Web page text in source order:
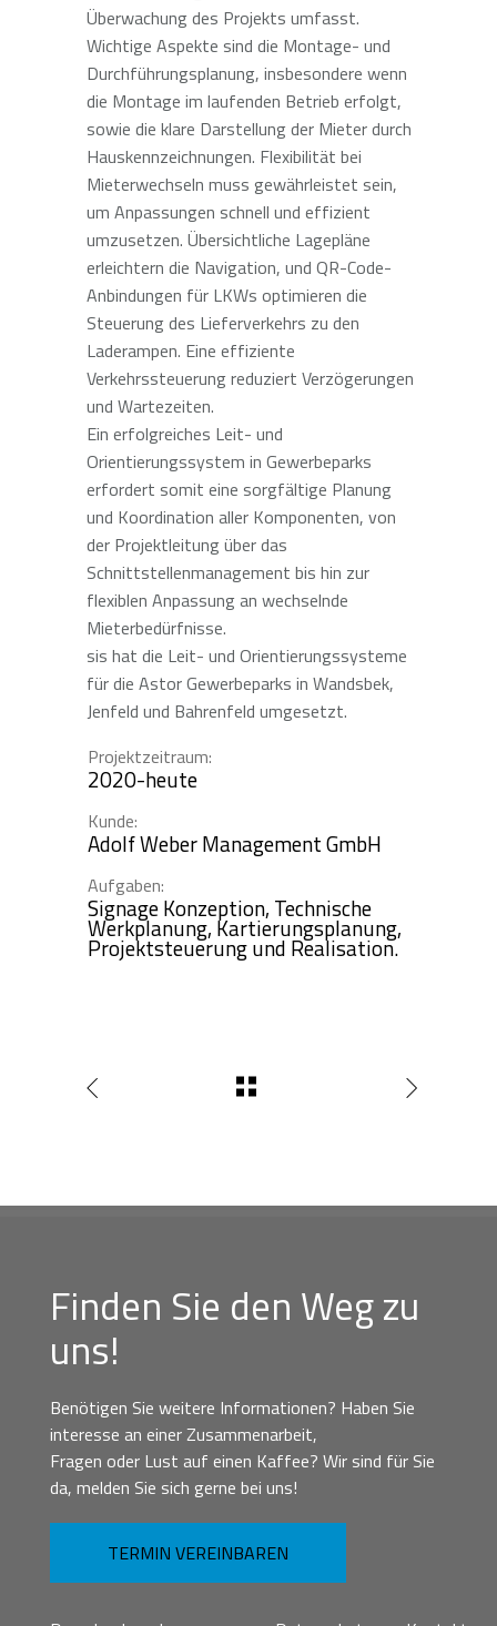
Überwachung des Projekts umfasst.
Wichtige Aspekte sind die Montage- und
Durchführungsplanung, insbesondere wenn
die Montage im laufenden Betrieb erfolgt,
sowie die klare Darstellung der Mieter durch
Hauskennzeichnungen. Flexibilität bei
Mieterwechseln muss gewährleistet sein,
um Anpassungen schnell und effizient
umzusetzen. Übersichtliche Lagepläne
erleichtern die Navigation, und QR-Code-
Anbindungen für LKWs optimieren die
Steuerung des Lieferverkehrs zu den
Laderampen. Eine effiziente
Verkehrssteuerung reduziert Verzögerungen
und Wartezeiten.
Ein erfolgreiches Leit- und
Orientierungssystem in Gewerbeparks
erfordert somit eine sorgfältige Planung
und Koordination aller Komponenten, von
der Projektleitung über das
Schnittstellenmanagement bis hin zur
flexiblen Anpassung an wechselnde
Mieterbedürfnisse.
sis hat die Leit- und Orientierungssysteme
für die Astor Gewerbeparks in Wandsbek,
Jenfeld und Bahrenfeld umgesetzt.
Projektzeitraum:
2020-heute
Kunde:
Adolf Weber Management GmbH
Aufgaben:
Signage Konzeption, Technische
Werkplanung, Kartierungsplanung,
Projektsteuerung und Realisation.
Finden Sie den Weg zu
uns!
Benötigen Sie weitere Informationen? Haben Sie
interesse an einer Zusammenarbeit,
Fragen oder Lust auf einen Kaffee? Wir sind für Sie
da, melden Sie sich gerne bei uns!
TERMIN VEREINBAREN